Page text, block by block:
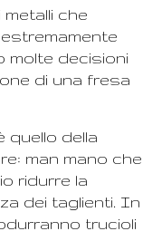
che
molte decisioni
di una fresa
quello della
man mano che
ridurre la
dei taglienti. In
trucioli